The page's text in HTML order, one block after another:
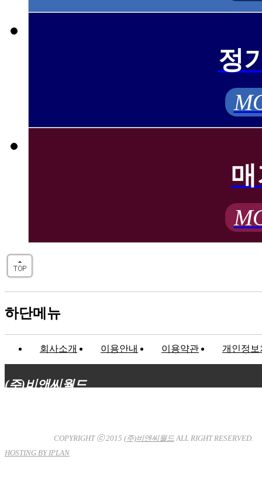
정
하단메뉴
회사소개 이용안내 이용약관 개인정보
(주)비앤씨월드
COPYRIGHT ⓒ 2015 (주)비앤씨월드ALL RIGHT RESERVED.
HOSTING BY IPLAN